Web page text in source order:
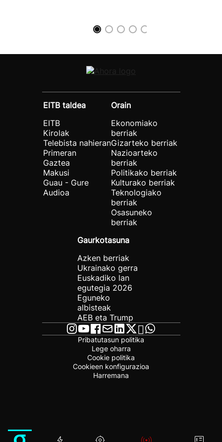
EITB taldea
EITB
Kirolak
Telebista nahieran
Primeran
Gaztea
Makusi
Guau - Gure
Audioa
Orain
Ekonomiako
berriak
Gizarteko berriak
Nazioarteko
berriak
Politikako berriak
Kulturako berriak
Teknologiako
berriak
Osasuneko
berriak
Gaurkotasuna
Azken berriak
Ukrainako gerra
Euskadiko lan
egutegia 2026
Eguneko
albisteak
AEB eta Trump
Pribatutasun politika
Lege oharra
Cookie politika
Cookieen konfigurazioa
Harremana